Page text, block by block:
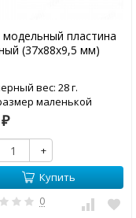
модельный пластина
(37х88х9,5 мм)
вес: 28 г.
маленькой
станка "СТРИЖ"
₽
+
Купить
0